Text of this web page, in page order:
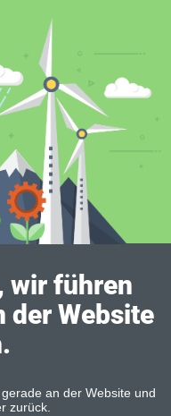
wir führen
der Website
an der Website und
zurück.